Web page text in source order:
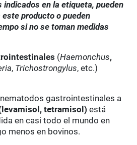
indicados en la etiqueta, pueden
producto o pueden
si no se toman medidas
(Haemonchus,
, Trichostrongylus, etc.)
gastrointestinales a
tetramisol) está
en casi todo el mundo en
menos en bovinos.